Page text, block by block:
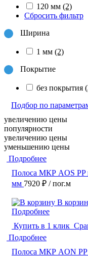
120 мм (2)
Сбросить фильтр
Ширина
1 мм (2)
Покрытие
без покрытия
Подбор по
увеличению цены
популярности
увеличению цены
уменьшению цены
Подробнее
Полоса МКР AOS
мм 7920 ₽ / пог.м
В
Подробнее
Купить в 1 клик
Подробнее
Полоса МКР AON